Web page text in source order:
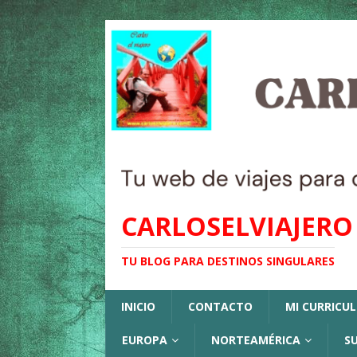
CARLOSELVIAJERO
TU BLOG PARA DESTINOS SINGULARES
INICIO CONTACTO MI
EUROPA NORTEAMÉRICA